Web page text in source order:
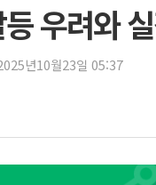
우려와
년10월23일 05:37